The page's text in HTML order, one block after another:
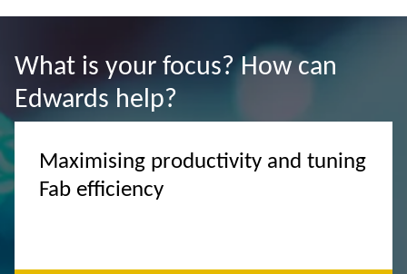
What is your focus? How can
Edwards help?
Maximising productivity and tuning
Fab efficiency